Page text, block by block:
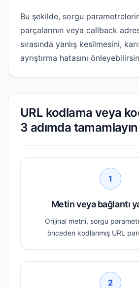
Bu şekilde, sorgu
parçalarının veya callback
sırasında yanlış kesilmesini,
ayrıştırma hatasını
URL kodlama veya
3 adımda tamamlayın
1
Metin veya bağlantı
Orijinal metni, sorgu
önceden kodlanmış URL
2